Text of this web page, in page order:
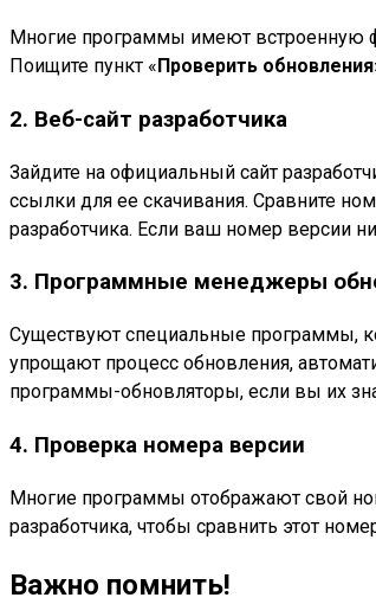
Многие программы имеют встроенную
Поищите пункт « Проверить обновления
2. Веб-сайт разработчика
Зайдите на официальный сайт
ссылки для ее скачивания. Сравните
разработчика. Если ваш номер версии
3. Программные менеджеры
Существуют специальные программы,
упрощают процесс обновления,
программы-обновляторы, если вы их
4. Проверка номера версии
Многие программы отображают свой
разработчика, чтобы сравнить этот
Важно помнить!